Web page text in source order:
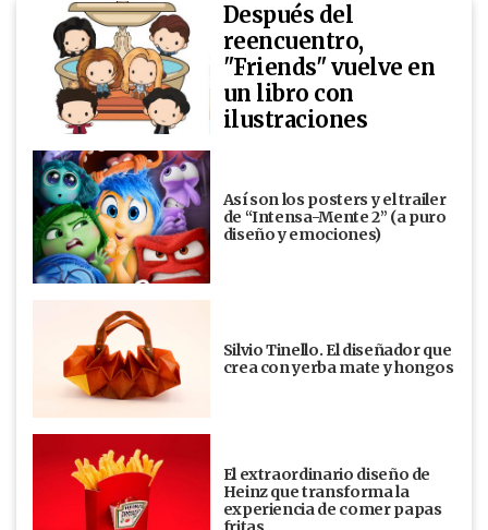
Después del
reencuentro,
"Friends" vuelve en
un libro con
ilustraciones
Así son los posters y el trailer
de “Intensa-Mente 2” (a puro
diseño y emociones)
Silvio Tinello. El diseñador que
crea con yerba mate y hongos
El extraordinario diseño de
Heinz que transforma la
experiencia de comer papas